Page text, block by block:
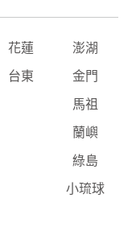
花蓮 澎湖
台東 金門
馬祖
蘭嶼
綠島
小琉球